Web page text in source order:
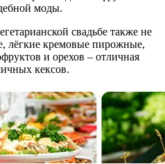
моды.
свадьбе также не
лёгкие кремовые пирожные,
и орехов – отличная
кексов.